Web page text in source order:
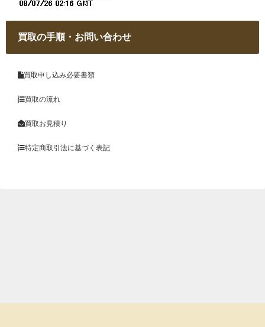
買取の手順・お問い合わせ
買取申し込み必要書類
買取の流れ
買取お見積り
特定商取引法に基づく表記